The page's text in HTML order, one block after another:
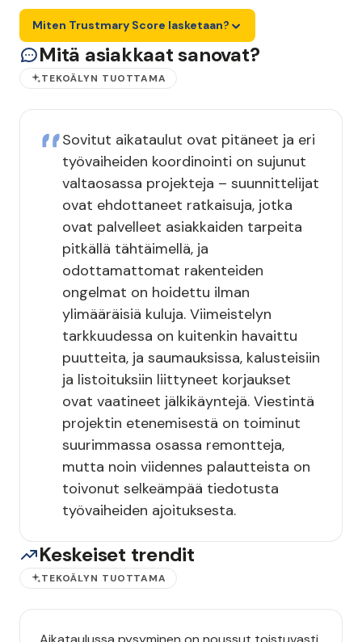
Miten Trustmary Score lasketaan?
Mitä asiakkaat sanovat?
TEKOÄLYN TUOTTAMA
Sovitut aikataulut ovat pitäneet ja eri
työvaiheiden koordinointi on sujunut
valtaosassa projekteja – suunnittelijat
ovat ehdottaneet ratkaisuja, jotka
ovat palvelleet asiakkaiden tarpeita
pitkällä tähtäimellä, ja
odottamattomat rakenteiden
ongelmat on hoidettu ilman
ylimääräisiä kuluja. Viimeistelyn
tarkkuudessa on kuitenkin havaittu
puutteita, ja saumauksissa, kalusteisiin
ja listoituksiin liittyneet korjaukset
ovat vaatineet jälkikäyntejä. Viestintä
projektin etenemisestä on toiminut
suurimmassa osassa remontteja,
mutta noin viidennes palautteista on
toivonut selkeämpää tiedotusta
työvaiheiden ajoituksesta.
Keskeiset trendit
TEKOÄLYN TUOTTAMA